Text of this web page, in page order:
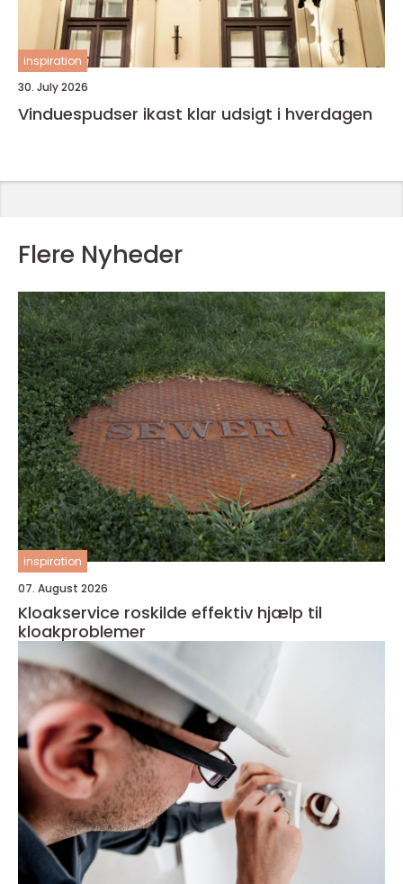
inspiration
30. July 2026
Vinduespudser ikast klar udsigt i hverdagen
Flere Nyheder
inspiration
07. August 2026
Kloakservice roskilde effektiv hjælp til
kloakproblemer